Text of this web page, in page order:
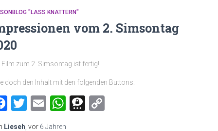
"LASS KNATTERN"
vom 2. Simsontag
Film zum 2. Simsontag ist fertig!
doch den Inhalt mit den folgenden Buttons:
Facebook
Twitter
EmailWhatsApp
Threema
Lieseh , vor 6 Jahren